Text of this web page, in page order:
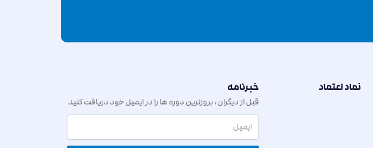
نماد اعتماد خبرنامه
قبل از دیگران، بروزترین دوره ها را در ایمیل خود دریافت کنید
و از اخبار ما مطلع شوید.